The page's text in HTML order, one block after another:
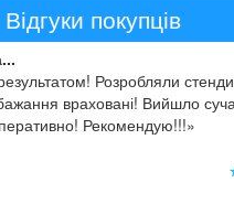
Відгуки покупців
Розробляли
враховані! Вийшло
Рекомендую!!!»